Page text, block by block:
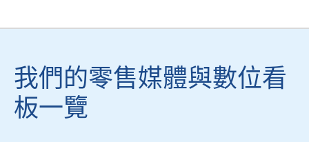
我們的零售媒體與數位看
板一覽